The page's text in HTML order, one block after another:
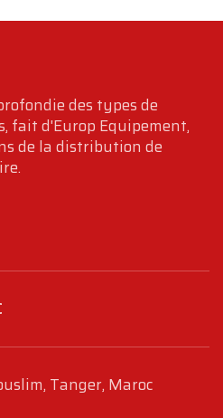
des types de
fait d'Europ Equipement,
de la distribution de
Tanger, Maroc